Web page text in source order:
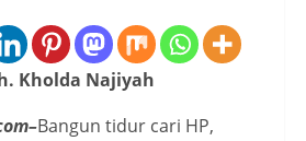
Kholda Najiyah
Bangun tidur cari HP,